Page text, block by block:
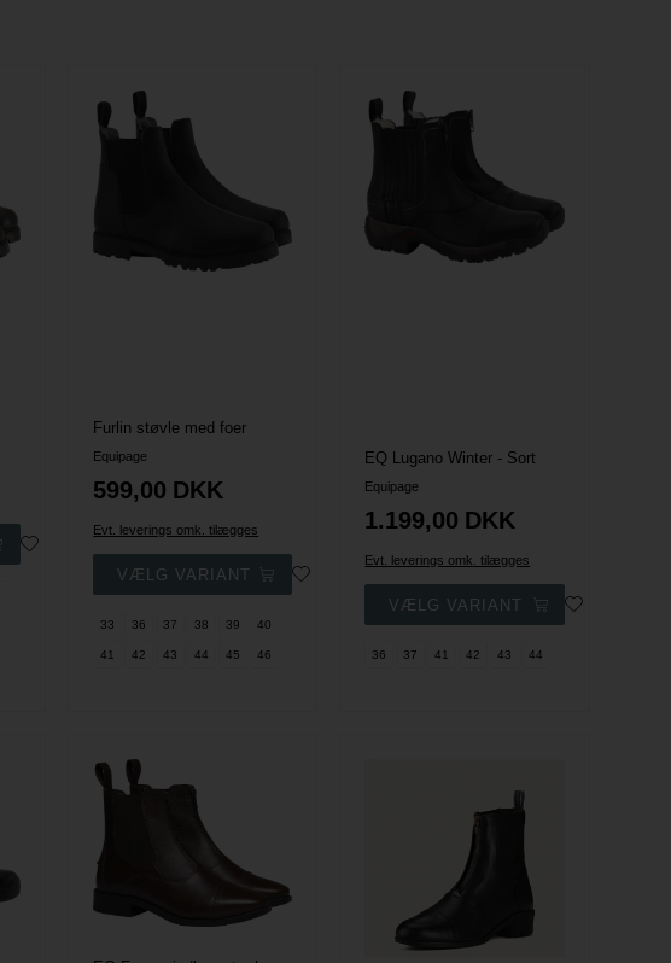
Furlin støvle med foer
Equipage
599,00 DKK
Evt. leverings omk. tilægges
33 36 37 38 39 40
41 42 43 44 45 46
EQ Lugano Winter - Sort
Equipage
1.199,00 DKK
Evt. leverings omk. tilægges
36 37 41 42 43 44